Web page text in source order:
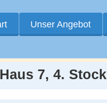
Unser Angebot
7, 4. Stock